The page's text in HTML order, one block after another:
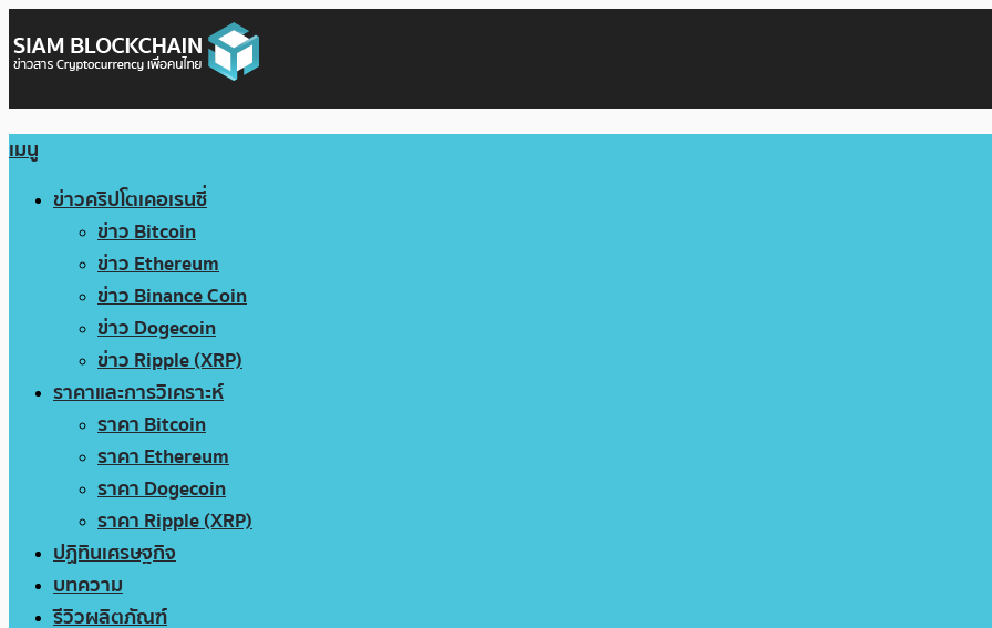
เมนู
ข่าวคริปโตเคอเรนซี่
ข่าว Bitcoin
ข่าว Ethereum
ข่าว Binance Coin
ข่าว Dogecoin
ข่าว Ripple (XRP)
ราคาและการวิเคราะห์
ราคา Bitcoin
ราคา Ethereum
ราคา Dogecoin
ราคา Ripple (XRP)
ปฏิทินเศรษฐกิจ
บทความ
รีวิวผลิตภัณฑ์